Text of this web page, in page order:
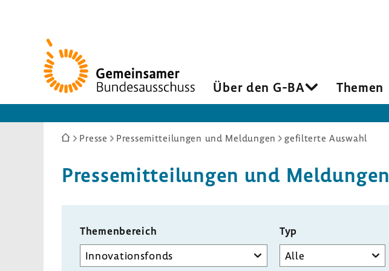
Zur
Startseite
Über den G-BA Themen
Sie
hier:
Presse Pressemitteilungen und Meldungen gefilterte Auswahl
Pres­se­mit­tei­lungen und Meldungen
Themenbereich Typ